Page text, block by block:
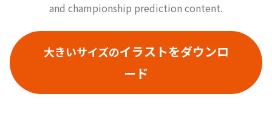
and championship prediction content.
大きいサイズのイラストをダウンロ
ード